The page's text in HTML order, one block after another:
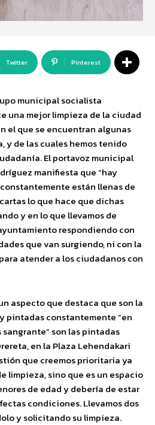
Twitter Pinterest
municipal socialista
una mejor limpieza de la ciudad
el que se encuentran algunas
y de las cuales hemos tenido
El portavoz municipal
manifiesta que “hay
están llenas de
lo que hace que dichas
y en lo que llevamos de
respondiendo con
que van surgiendo, ni con la
atender a los ciudadanos con
aspecto que destaca que son la
pintadas constantemente “en
sangrante” son las pintadas
en la Plaza Lehendakari
que creemos prioritaria ya
limpieza, sino que es un espacio
de edad y debería de estar
condiciones. Llevamos dos
y solicitando su limpieza.